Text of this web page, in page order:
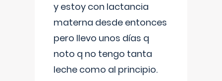
y estoy con lactancia
materna desde entonces
pero llevo unos días q
noto q no tengo tanta
leche como al principio.